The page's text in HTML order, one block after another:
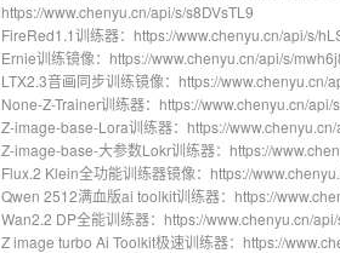
https://www.chenyu.cn/api/s/s8DVsTL9
FireRed1.1训练器：https://www.chenyu.cn/api/s/
Ernie训练镜像：https://www.chenyu.cn/api/s/
LTX2.3音画同步训练镜像：https://www.chenyu.cn/
None-Z-Trainer训练器：https://www.chenyu.cn/api/
Z-image-base-Lora训练器：https://
Z-image-base-大参数Lokr训练器：https://
Flux.2 Klein全功能训练器镜像：https://
Qwen 2512满血版ai toolkit训练器：https://
Wan2.2 DP全能训练器：https://www.chenyu.cn/
Z image turbo Ai Toolkit极速训练器：https://